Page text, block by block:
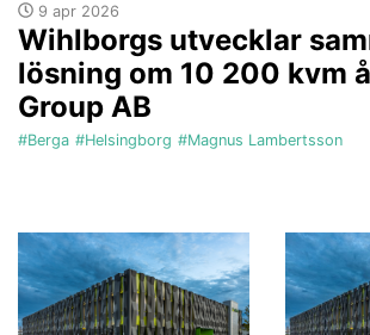
9 apr 2026
Wihlborgs utvecklar
lösning om 10 200 kvm
Group AB
#Berga #Helsingborg #Magnus Lambertsson